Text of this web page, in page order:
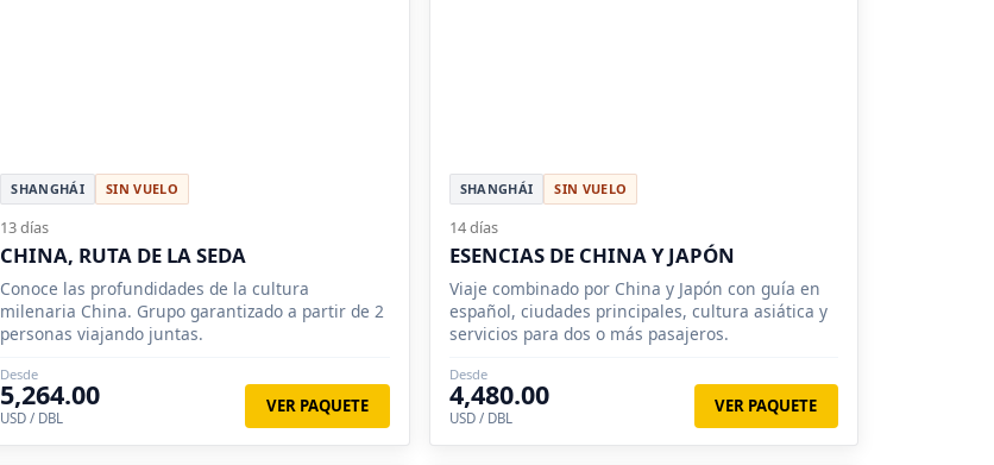
SHANGHÁI SIN VUELO
13 días
CHINA, RUTA DE LA SEDA
Conoce las profundidades de la cultura
milenaria China. Grupo garantizado a partir de 2
personas viajando juntas.
Desde
5,264.00
USD / DBL
VER PAQUETE
SHANGHÁI SIN VUELO
14 días
ESENCIAS DE CHINA Y JAPÓN
Viaje combinado por China y Japón con guía en
español, ciudades principales, cultura asiática y
servicios para dos o más pasajeros.
Desde
4,480.00
USD / DBL
VER PAQUETE